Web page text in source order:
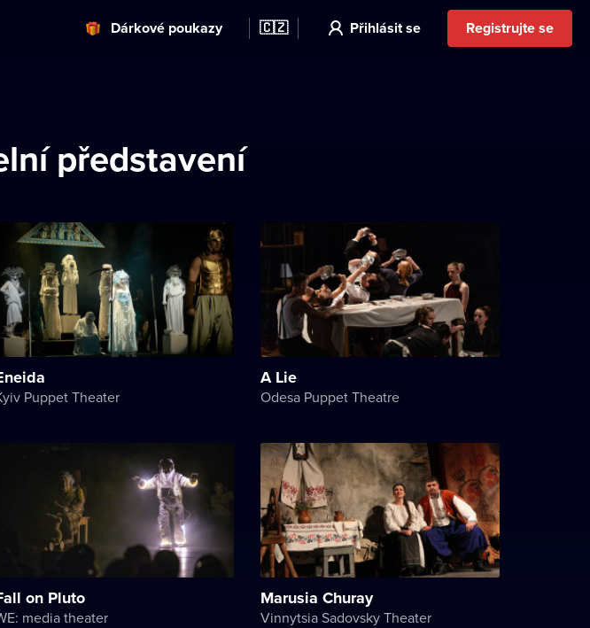
Dárkové poukazy 🇨🇿 Přihlásit se Registrujte se
představení
Puppet Theater
A Lie
Odesa Puppet Theatre
on Pluto
media theater
Marusia Churay
Vinnytsia Sadovsky Theater